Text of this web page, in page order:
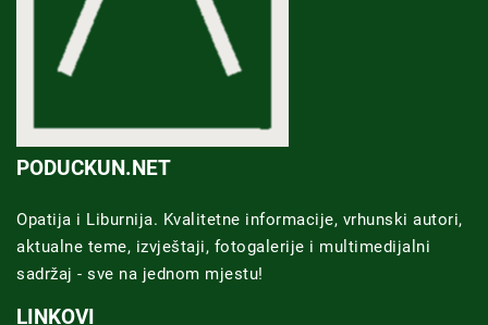
PODUCKUN.NET
Opatija i Liburnija. Kvalitetne informacije, vrhunski autori,
aktualne teme, izvještaji, fotogalerije i multimedijalni
sadržaj - sve na jednom mjestu!
LINKOVI